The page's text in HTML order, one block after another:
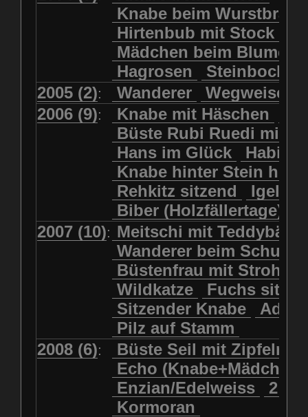
Mädchen beim Blumenpflücken
Mädchen in Regenjacke
Mädchen in Regenjacke und
Mädchen mit Regenmolch
Mädchen mit Schmetterling
Mätti Grossmann-Michel
Meitschi (Rundweg)
Meitschi mit Teddybär
Pilzfraueli Risetenmandli
Sitzender Knabe Tengeler
Wanderer
Wanderer beim Schuhbinden
Wegweiser Wilde Hilde
Wildhüter Wurzelkind
Luchs schreitend
Luchs sitzend Murmeltier
Murmeltiere Rehbockkopf
Rehkitz Rehkitz sitzend
Salamader Schmetterling
Schmetterlinge Schnecke
Schwarznasenschaf
Schwarznasenschaf mit Kalb
Steinbock
Steinbock Steinmarder
Uhu Uhu mit Jungen
Waschbär Wildkatze
Wolf Ziegenkopf
Knabe beim
Hirtenbub mit Stock
Mädchen beim
Hagrosen
Steinbock
2005 (2): Wanderer
Wegweiser
2006 (9): Knabe mit Häschen
Büste Rubi Ruedi mit
Hans im Glück
Knabe hinter Stein
Rehkitz sitzend
Igel
Biber (Holzfällertage)
2007 (10): Meitschi mit Teddybär
Wanderer beim
Büstenfrau mit Strohut
Wildkatze
Fuchs
Sitzender Knabe
Adler
Pilz auf Stamm
2008 (6):
Büste Seil mit
Echo
Enzian/Edelweiss
2
Kormoran